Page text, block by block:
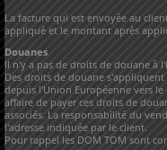
La facture qui est envoyée au
appliqué et le montant après
Douanes
Il n'y a pas de droits de douane à
Des droits de douane
depuis l'Union Européenne vers le
affaire de payer ces droits de
associés. La responsabilité du
l'adresse indiquée par le client.
Pour rappel les DOM TOM sont